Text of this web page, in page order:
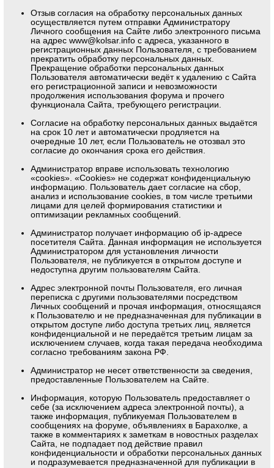
Отзыв согласия на обработку персональных данных
осуществляется путем отправки Администратору
Личного сообщения на Сайте либо электронного письма
на адресwww@kolsar.info с адреса, указанного в
регистрационных данных Пользователя, с требованием
прекратить обработку персональных данных.
Прекращение обработки персональных данных
Пользователя автоматически ведёт к удалению с Сайта
его регистрационной записи и невозможности
продолжения использования форума и прочего
функционала Сайта, требующего регистрации.
Согласие на обработку персональных данных выдаётся
на срок 10 лет и автоматически продляется на
очередные 10 лет, если Пользователь не отозвал это
согласие до окончания срока его действия.
Администратор вправе использовать технологию
«cookies». «Cookies» не содержат конфиденциальную
информацию. Пользователь дает согласие на сбор,
анализ и использование cookies, в том числе третьими
лицами для целей формирования статистики и
оптимизации рекламных сообщений.
Администратор получает информацию об ip-адресе
посетителя Сайта. Данная информация не используется
Администратором для установления личности
Пользователя, не публикуется в открытом доступе и
недоступна другим пользователям Сайта.
Адрес электронной почты Пользователя, его личная
переписка с другими пользователями посредством
Личных сообщений и прочая информация, относящаяся
к Пользователю и не предназначенная для публикации в
открытом доступе либо доступа третьих лиц, является
конфиденциальной и не передаётся третьим лицам за
исключением случаев, когда такая передача необходима
согласно требованиям закона РФ.
Администратор не несет ответственности за сведения,
предоставленные Пользователем на Сайте.
Информация, которую Пользователь предоставляет о
себе (за исключением адреса электронной почты), а
также информация, публикуемая Пользователем в
сообщениях на форуме, объявлениях в Барахолке, а
также в комментариях к заметкам в новостных разделах
Сайта, не подпадает под действие правил
конфиденциальности и обработки персональных данных
и подразумевается предназначенной для публикации в